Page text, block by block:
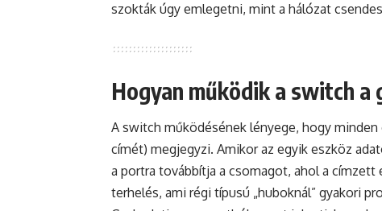
szokták úgy emlegetni, mint a hálózat
Hogyan működik a switch a
A switch működésének lényege, hogy
címét) megjegyzi. Amikor az egyik eszköz
a portra továbbítja a csomagot, ahol a
terhelés, ami régi típusú „huboknál” gyakori